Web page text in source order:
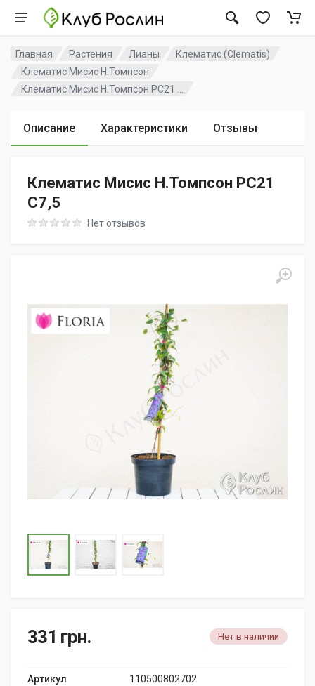
Главная Растения Лианы
Клематис (Clematis)
Клематис Мисис Н.Томпсон
Клематис Мисис Н.Томпсон PC21 ...
Описание Характеристики Отзывы
Клематис Мисис Н.Томпсон PC21
C7,5
Rating: 0 out of 5Нет отзывов
331 грн. Нет в наличии
Артикул
110500802702